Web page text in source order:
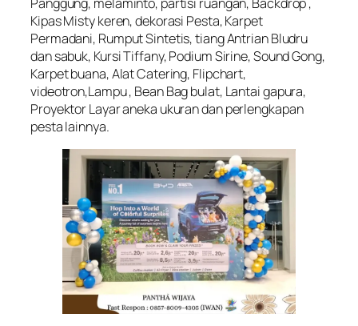
Kipas Misty keren, dekorasi Pesta, Karpet
Permadani, Rumput Sintetis, tiang Antrian Bludru
dan sabuk, Kursi Tiffany, Podium Sirine, Sound Gong,
Karpet buana, Alat Catering, Flipchart,
videotron,Lampu , Bean Bag bulat, Lantai gapura,
Proyektor Layar aneka ukuran dan perlengkapan
pesta lainnya.